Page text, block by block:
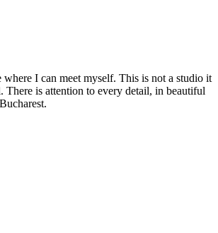
I can meet myself. This is not a studio it
There is attention to every detail, in beautiful